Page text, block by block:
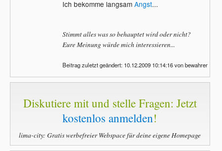
Ich bekomme langsam Angst...
Stimmt alles was so behauptet wird oder nicht?
Eure Meinung würde mich interessieren...
Beitrag zuletzt geändert: 10.12.2009 10:14:16 von bewahrer
Diskutiere mit und stelle Fragen: Jetzt
kostenlos anmelden!
lima-city: Gratis werbefreier Webspace für deine eigene Homepage